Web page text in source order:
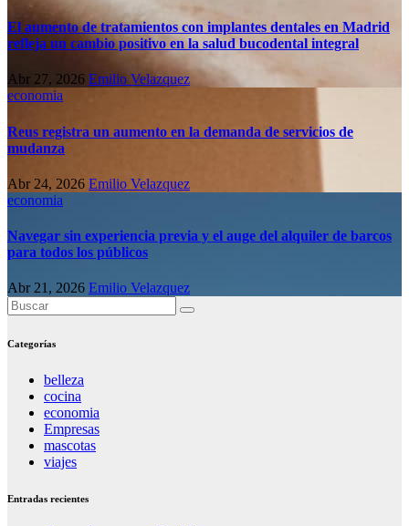
El aumento de tratamientos con implantes dentales en Madrid
refleja un cambio positivo en la salud bucodental integral
Abr 27, 2026 Emilio Velazquez
economia
Reus registra un aumento en la demanda de servicios de
mudanza
Abr 24, 2026 Emilio Velazquez
economia
Navegar sin experiencia previa y el auge del alquiler de barcos
para todos los públicos
Abr 21, 2026 Emilio Velazquez
Categorías
belleza
cocina
economia
Empresas
mascotas
viajes
Entradas recientes